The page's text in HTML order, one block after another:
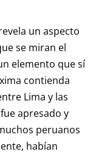
un aspecto
se miran el
elemento que sí
contienda
Lima y las
apresado y
peruanos
habían